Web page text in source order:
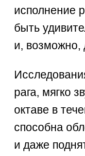
исполнение
быть
и,
рага, мягко
октаве в
способна
и даже